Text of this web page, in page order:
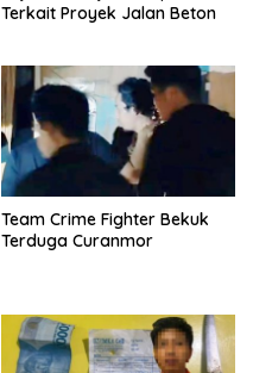
Terkait Proyek Jalan Beton
Team Crime Fighter Bekuk
Terduga Curanmor